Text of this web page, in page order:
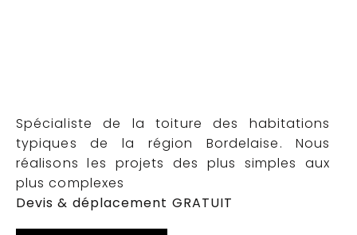
Spécialiste de la toiture des habitations
typiques de la région Bordelaise. Nous
réalisons les projets des plus simples aux
plus complexes
Devis & déplacement GRATUIT